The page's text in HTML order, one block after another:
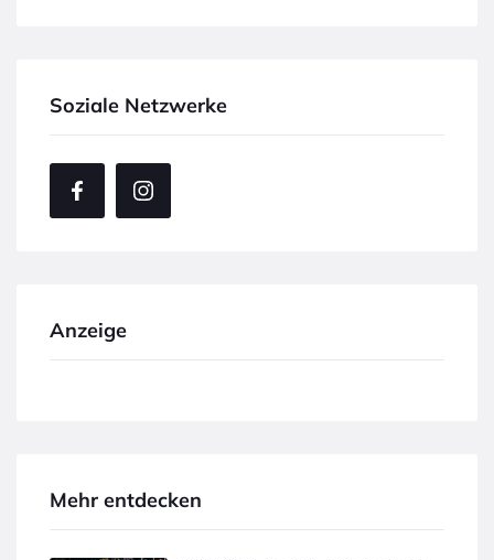
Soziale Netzwerke
Anzeige
Mehr entdecken